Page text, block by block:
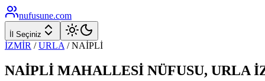
nufusune.com
İl Seçiniz
İZMİR / URLA /NAİPLİ
NAİPLİ MAHALLESİ NÜFUSU, URLA